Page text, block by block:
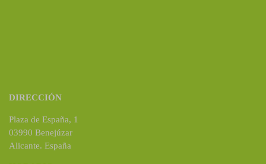
DIRECCIÓN
Plaza de España, 1
03990 Benejúzar
Alicante. España